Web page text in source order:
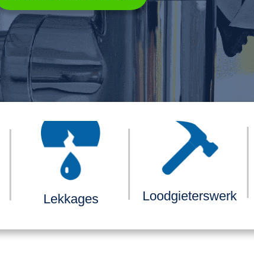
Lekkages Loodgieterswerk